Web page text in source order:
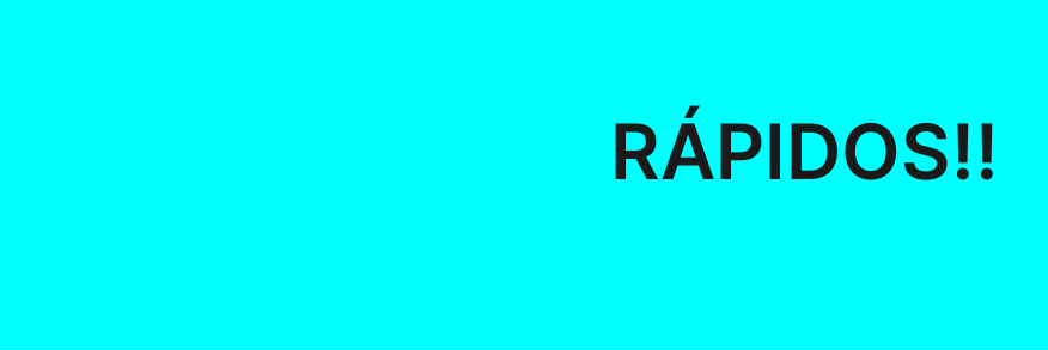
RÁPIDOS!!